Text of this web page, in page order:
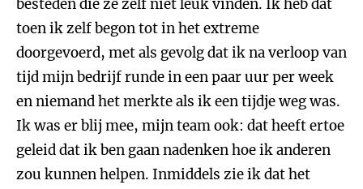
besteden die ze zelf niet leuk vinden. Ik heb dat
toen ik zelf begon tot in het extreme
doorgevoerd, met als gevolg dat ik na verloop van
tijd mijn bedrijf runde in een paar uur per week
en niemand het merkte als ik een tijdje weg was.
Ik was er blij mee, mijn team ook: dat heeft ertoe
geleid dat ik ben gaan nadenken hoe ik anderen
zou kunnen helpen. Inmiddels zie ik dat het